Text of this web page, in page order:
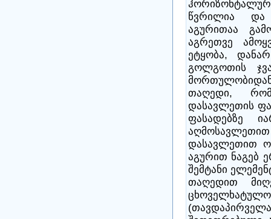
წვრილია და
აგურითაა
აგრეთვე
ეტყობა,
გოლგოთის
თაღედი,
დასავლეთის
ფასადებზე
დასავლეთით
აგურით ნაგებ
შემტანი
თაღედით